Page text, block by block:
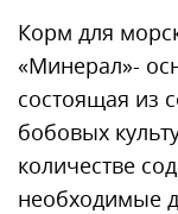
Корм для
«Минерал»-
состоящая из
бобовых
количестве
необходимые